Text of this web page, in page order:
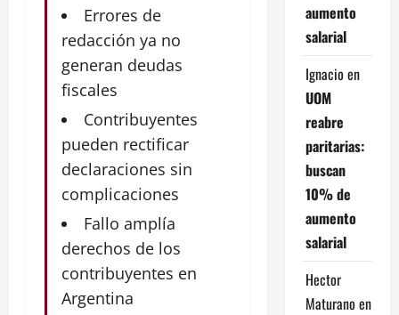
Errores de
redacción ya no
generan deudas
fiscales
Contribuyentes
pueden rectificar
declaraciones sin
complicaciones
Fallo amplía
derechos de los
contribuyentes en
Argentina
aumento
salarial
Ignacio en
UOM
reabre
paritarias:
buscan
10% de
aumento
salarial
Hector
Maturano en